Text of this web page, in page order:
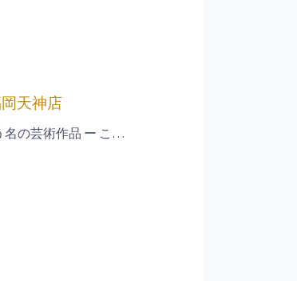
天神店
名の芸術作品 ー こ…